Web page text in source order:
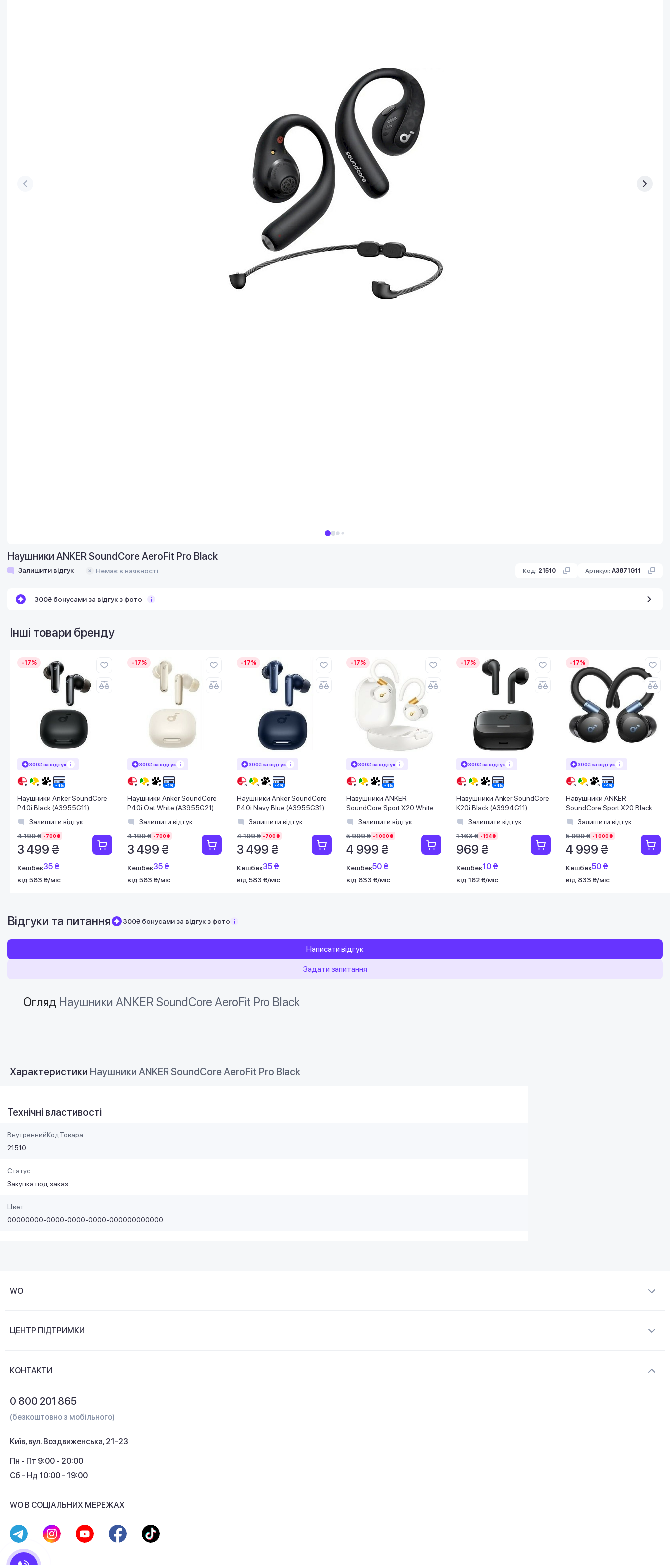
Наушники ANKER SoundCore AeroFit Pro Black
Залишити відгук Немає в наявності Код: 21510 Артикул: A3871G11
300₴ бонусами за відгук з фото
Інші товари бренду
-17%
300₴ за відгук
Наушники Anker SoundCore
P40i Black (A3955G11)
Залишити відгук
4 199 ₴ -700 ₴
3 499 ₴
Кешбек35 ₴
від 583 ₴/міс
-17%
300₴ за відгук
Наушники Anker SoundCore
P40i Oat White (A3955G21)
Залишити відгук
4 199 ₴ -700 ₴
3 499 ₴
Кешбек35 ₴
від 583 ₴/міс
-17%
300₴ за відгук
Наушники Anker SoundCore
P40i Navy Blue (A3955G31)
Залишити відгук
4 199 ₴ -700 ₴
3 499 ₴
Кешбек35 ₴
від 583 ₴/міс
-17%
300₴ за відгук
Навушники ANKER
SoundСore Sport X20 White
Залишити відгук
5 999 ₴ -1 000 ₴
4 999 ₴
Кешбек50 ₴
від 833 ₴/міс
-17%
300₴ за відгук
Навушники Anker SoundCore
K20i Black (A3994G11)
Залишити відгук
1 163 ₴ -194 ₴
969 ₴
Кешбек10 ₴
від 162 ₴/міс
-17%
300₴ за відгук
Навушники ANKER
SoundСore Sport X20 Black
Залишити відгук
5 999 ₴ -1 000 ₴
4 999 ₴
Кешбек50 ₴
від 833 ₴/міс
Відгуки та питання 300₴ бонусами за відгук з фото
Написати відгук
Задати запитання
Огляд Наушники ANKER SoundCore AeroFit Pro Black
Характеристики Наушники ANKER SoundCore AeroFit Pro Black
Технічні властивості
ВнутреннийКодТовара
21510
Статус
Закупка под заказ
Цвет
00000000-0000-0000-0000-000000000000
WO
Контакти
ЦЕНТР ПІДТРИМКИ
Кешбек
КОНТАКТИ
0 800 201 865
(безкоштовно з мобільного)
Київ, вул. Воздвиженська, 21-23
Пн - Пт 9:00 - 20:00
Сб - Нд 10:00 - 19:00
WO В СОЦІАЛЬНИХ МЕРЕЖАХ